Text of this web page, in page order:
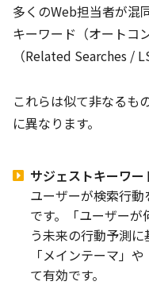
多くのWeb担当者が混
キーワード（オートコ
（Related Searches /
これらは似て非なるも
に異なります。
サジェストキーワー
ユーザーが検索行動
です。「ユーザー
う未来の行動予測
「メインテーマ」
て有効です。